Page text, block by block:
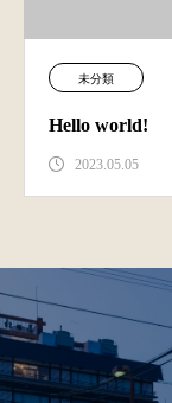
未分類
Hello world!
2023.05.05